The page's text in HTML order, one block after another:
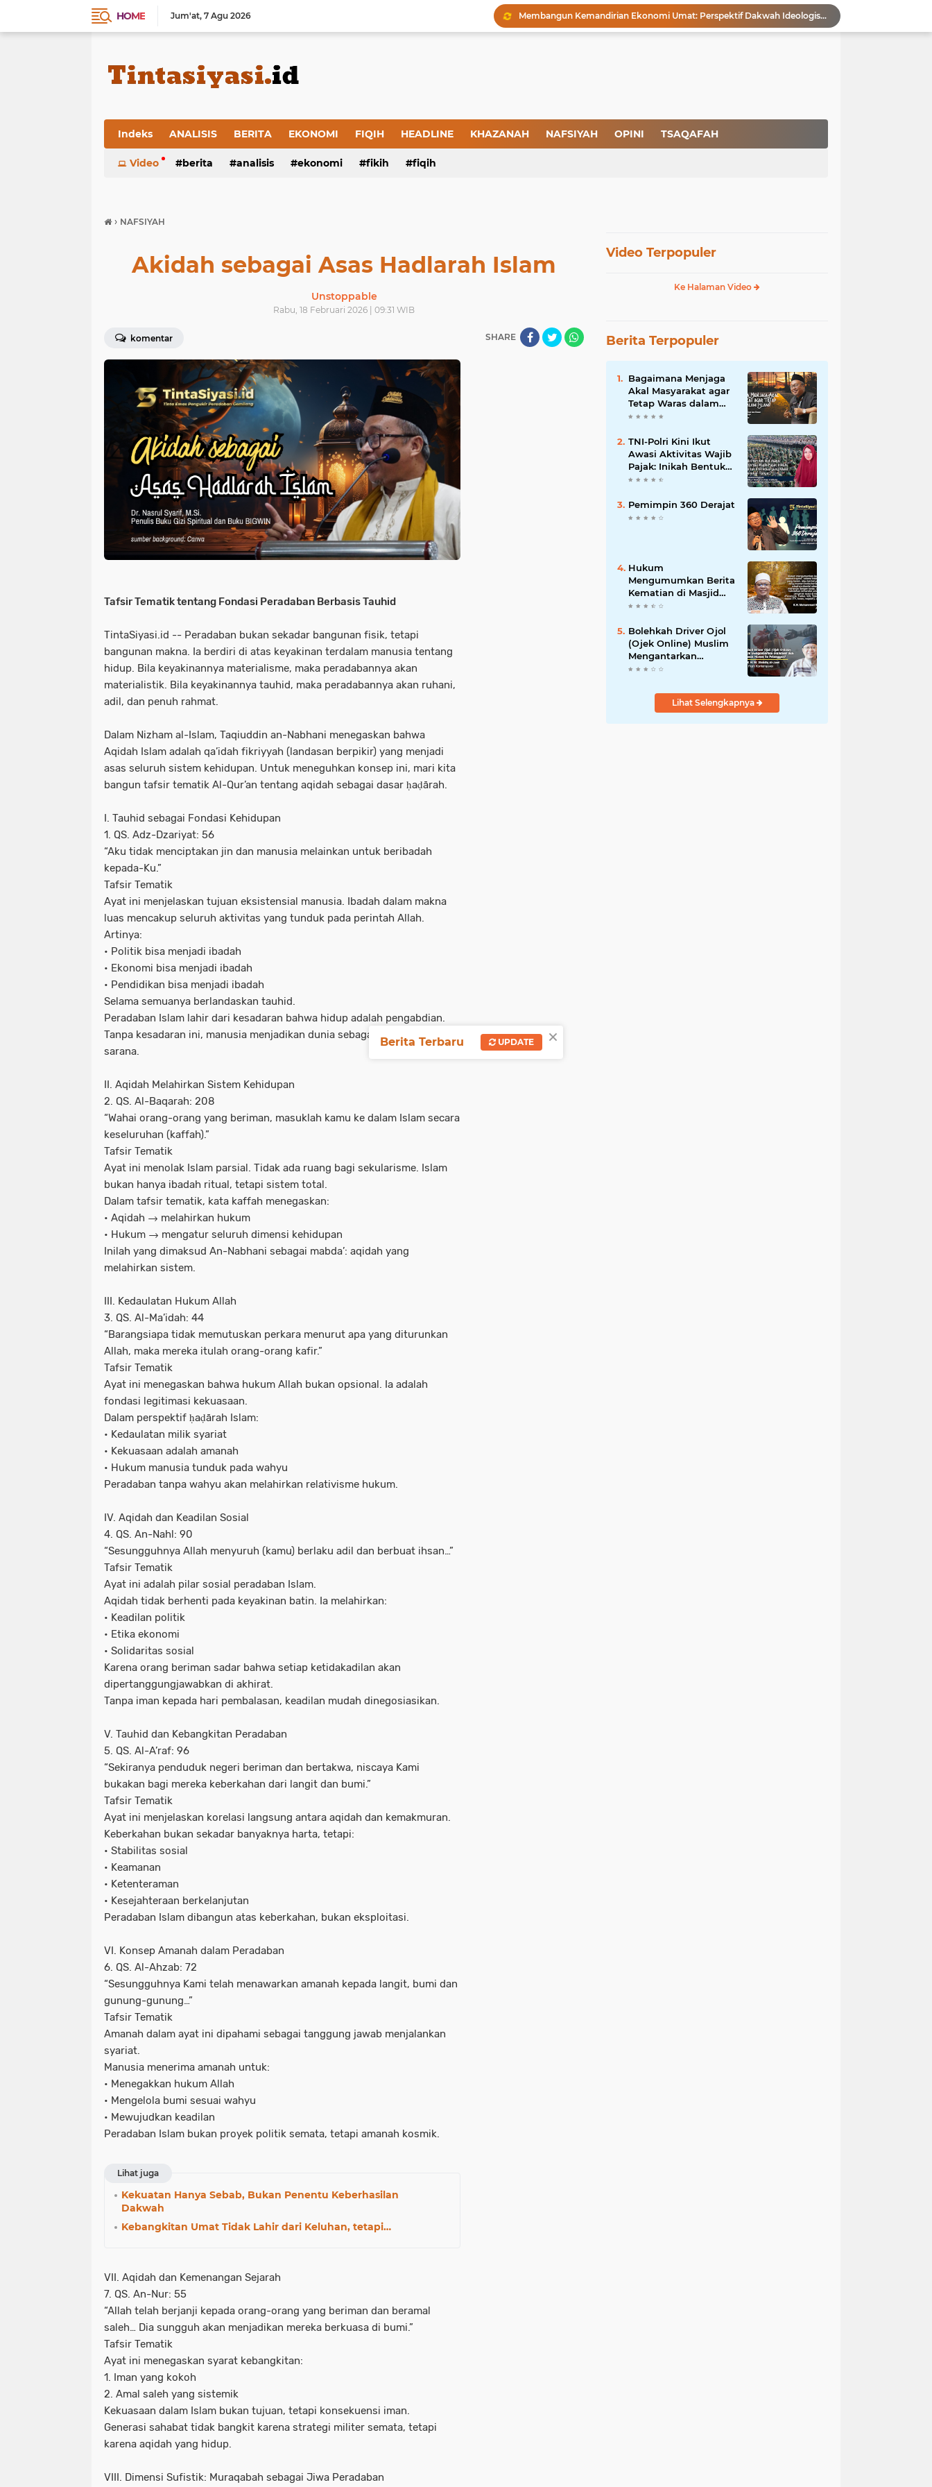
HOME Jum'at 7 Agu 2026
Membangun Kemandirian Ekonomi Umat: Perspektif Dakwah Ideologis–Sufistik dalam Menghadapi Melemahnya Rupiah dan Krisis Ekonomi
Pencegahan HIV dalam Perspektif Islam: Solusi Menyentuh Akar Permasalahan
Kepatuhan atau Pemaksaan Pajak
"Londo Ireng", Saat Hasan Nasbi Membahayakan Presiden
Indeks ANALISIS BERITA EKONOMI FIQIH HEADLINE KHAZANAH NAFSIYAH OPINI TSAQAFAH
Video berita analisis ekonomi fikih fiqih
› NAFSIYAH
Akidah sebagai Asas Hadlarah Islam
Unstoppable
Rabu, 18 Februari 2026 | 09:31 WIB
komentar SHARE
Tafsir Tematik tentang Fondasi Peradaban Berbasis Tauhid
TintaSiyasi.id -- Peradaban bukan sekadar bangunan fisik, tetapi
bangunan makna. Ia berdiri di atas keyakinan terdalam manusia tentang
hidup. Bila keyakinannya materialisme, maka peradabannya akan
materialistik. Bila keyakinannya tauhid, maka peradabannya akan ruhani,
adil, dan penuh rahmat.
Dalam Nizham al-Islam, Taqiuddin an-Nabhani menegaskan bahwa
Aqidah Islam adalah qa’idah fikriyyah (landasan berpikir) yang menjadi
asas seluruh sistem kehidupan. Untuk meneguhkan konsep ini, mari kita
bangun tafsir tematik Al-Qur’an tentang aqidah sebagai dasar ḥaḍārah.
I. Tauhid sebagai Fondasi Kehidupan
1. QS. Adz-Dzariyat: 56
“Aku tidak menciptakan jin dan manusia melainkan untuk beribadah
kepada-Ku.”
Tafsir Tematik
Ayat ini menjelaskan tujuan eksistensial manusia. Ibadah dalam makna
luas mencakup seluruh aktivitas yang tunduk pada perintah Allah.
Artinya:
• Politik bisa menjadi ibadah
• Ekonomi bisa menjadi ibadah
• Pendidikan bisa menjadi ibadah
Selama semuanya berlandaskan tauhid.
Peradaban Islam lahir dari kesadaran bahwa hidup adalah pengabdian.
Tanpa kesadaran ini, manusia menjadikan dunia sebagai tujuan, bukan
sarana.
II. Aqidah Melahirkan Sistem Kehidupan
2. QS. Al-Baqarah: 208
“Wahai orang-orang yang beriman, masuklah kamu ke dalam Islam secara
keseluruhan (kaffah).”
Tafsir Tematik
Ayat ini menolak Islam parsial. Tidak ada ruang bagi sekularisme. Islam
bukan hanya ibadah ritual, tetapi sistem total.
Dalam tafsir tematik, kata kaffah menegaskan:
• Aqidah → melahirkan hukum
• Hukum → mengatur seluruh dimensi kehidupan
Inilah yang dimaksud An-Nabhani sebagai mabda’: aqidah yang
melahirkan sistem.
III. Kedaulatan Hukum Allah
3. QS. Al-Ma’idah: 44
“Barangsiapa tidak memutuskan perkara menurut apa yang diturunkan
Allah, maka mereka itulah orang-orang kafir.”
Tafsir Tematik
Ayat ini menegaskan bahwa hukum Allah bukan opsional. Ia adalah
fondasi legitimasi kekuasaan.
Dalam perspektif ḥaḍārah Islam:
• Kedaulatan milik syariat
• Kekuasaan adalah amanah
• Hukum manusia tunduk pada wahyu
Peradaban tanpa wahyu akan melahirkan relativisme hukum.
IV. Aqidah dan Keadilan Sosial
4. QS. An-Nahl: 90
“Sesungguhnya Allah menyuruh (kamu) berlaku adil dan berbuat ihsan…”
Tafsir Tematik
Ayat ini adalah pilar sosial peradaban Islam.
Aqidah tidak berhenti pada keyakinan batin. Ia melahirkan:
• Keadilan politik
• Etika ekonomi
• Solidaritas sosial
Karena orang beriman sadar bahwa setiap ketidakadilan akan
dipertanggungjawabkan di akhirat.
Tanpa iman kepada hari pembalasan, keadilan mudah dinegosiasikan.
V. Tauhid dan Kebangkitan Peradaban
5. QS. Al-A’raf: 96
“Sekiranya penduduk negeri beriman dan bertakwa, niscaya Kami
bukakan bagi mereka keberkahan dari langit dan bumi.”
Tafsir Tematik
Ayat ini menjelaskan korelasi langsung antara aqidah dan kemakmuran.
Keberkahan bukan sekadar banyaknya harta, tetapi:
• Stabilitas sosial
• Keamanan
• Ketenteraman
• Kesejahteraan berkelanjutan
Peradaban Islam dibangun atas keberkahan, bukan eksploitasi.
VI. Konsep Amanah dalam Peradaban
6. QS. Al-Ahzab: 72
“Sesungguhnya Kami telah menawarkan amanah kepada langit, bumi dan
gunung-gunung…”
Tafsir Tematik
Amanah dalam ayat ini dipahami sebagai tanggung jawab menjalankan
syariat.
Manusia menerima amanah untuk:
• Menegakkan hukum Allah
• Mengelola bumi sesuai wahyu
• Mewujudkan keadilan
Peradaban Islam bukan proyek politik semata, tetapi amanah kosmik.
Lihat juga
Kekuatan Hanya Sebab, Bukan Penentu Keberhasilan
Dakwah
Kebangkitan Umat Tidak Lahir dari Keluhan, tetapi…
VII. Aqidah dan Kemenangan Sejarah
7. QS. An-Nur: 55
“Allah telah berjanji kepada orang-orang yang beriman dan beramal
saleh… Dia sungguh akan menjadikan mereka berkuasa di bumi.”
Tafsir Tematik
Ayat ini menegaskan syarat kebangkitan:
1. Iman yang kokoh
2. Amal saleh yang sistemik
Kekuasaan dalam Islam bukan tujuan, tetapi konsekuensi iman.
Generasi sahabat tidak bangkit karena strategi militer semata, tetapi
karena aqidah yang hidup.
VIII. Dimensi Sufistik: Muraqabah sebagai Jiwa Peradaban
Video Terpopuler
Ke Halaman Video
Berita Terpopuler
Bagaimana Menjaga
Akal Masyarakat agar
Tetap Waras dalam
Islam?
TNI-Polri Kini Ikut
Awasi Aktivitas Wajib
Pajak: Inikah Bentuk
Intimidasi yang Makin
Pemimpin 360 Derajat
Hukum
Mengumumkan Berita
Kematian di Masjid
dan Medsos
Bolehkah Driver Ojol
(Ojek Online) Muslim
Mengantarkan
Makanan dan
Pelanggan?
Lihat Selengkapnya
×
Berita Terbaru UPDATE